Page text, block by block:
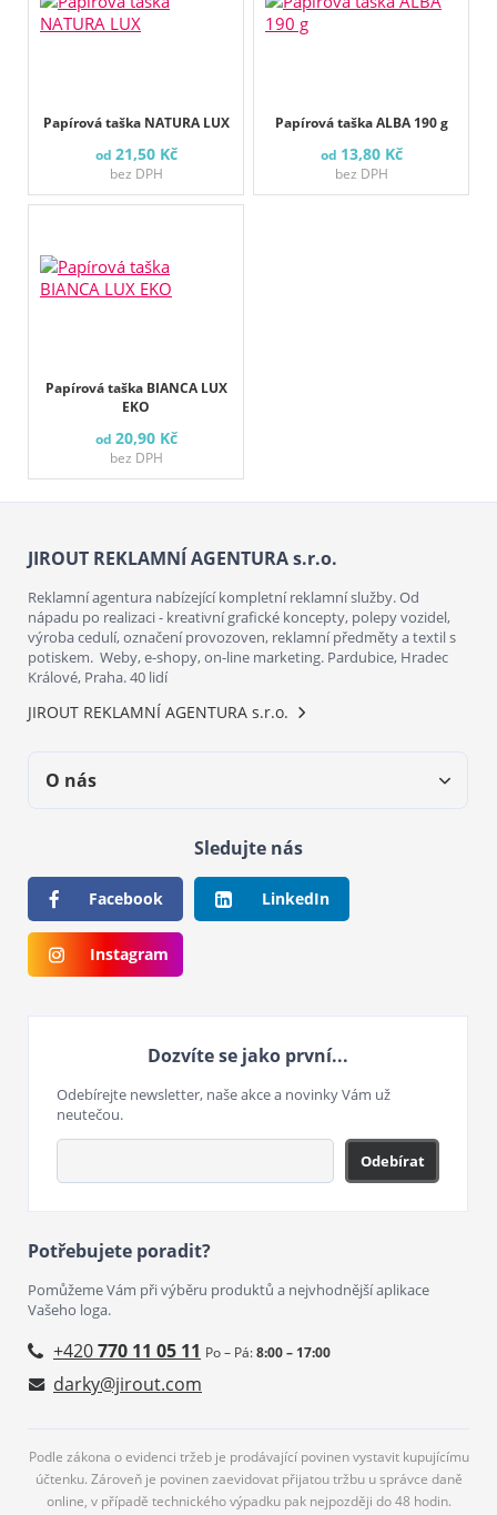
Papírová taška NATURA LUX
od 21,50 Kč
bez DPH
Papírová taška ALBA 190 g
od 13,80 Kč
bez DPH
Papírová taška BIANCA LUX
EKO
od 20,90 Kč
bez DPH
JIROUT REKLAMNÍ AGENTURA s.r.o.
Reklamní agentura nabízející kompletní reklamní služby. Od
nápadu po realizaci - kreativní grafické koncepty, polepy vozidel,
výroba cedulí, označení provozoven, reklamní předměty a textil s
potiskem. Weby, e-shopy, on-line marketing. Pardubice, Hradec
Králové, Praha. 40 lidí
JIROUT REKLAMNÍ AGENTURA s.r.o.
O nás
Sledujte nás
Facebook LinkedIn
Instagram
Dozvíte se jako první...
Odebírejte newsletter, naše akce a novinky Vám už
neutečou.
Odebírat
Potřebujete poradit?
Pomůžeme Vám při výběru produktů a nejvhodnější aplikace
Vašeho loga.
+420770 11 05 11 Po – Pá:8:00 – 17:00
darky@jirout.com
Podle zákona o evidenci tržeb je prodávající povinen vystavit kupujícímu
účtenku. Zároveň je povinen zaevidovat přijatou tržbu u správce daně
online, v případě technického výpadku pak nejpozději do 48 hodin.